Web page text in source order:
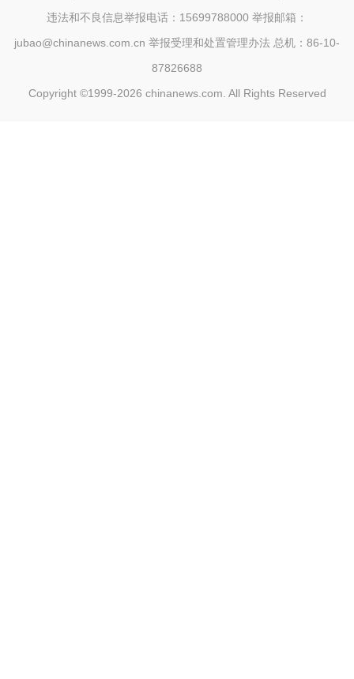
违法和不良信息举报电话：15699788000 举报邮箱：
jubao@chinanews.com.cn 举报受理和处置管理办法 总机：86-10-
87826688
Copyright ©1999-2026 chinanews.com. All Rights Reserved